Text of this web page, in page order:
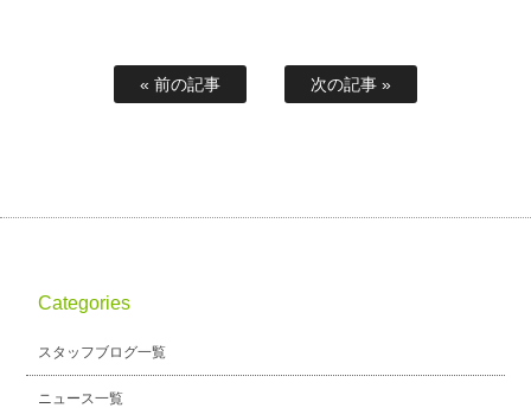
« 前の記事 次の記事 »
Categories
スタッフブログ一覧
ニュース一覧